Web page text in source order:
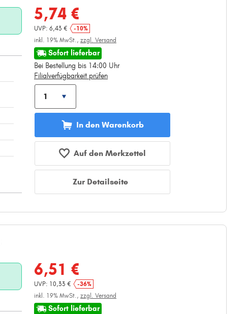
5,74 €
UVP: 6,43 €
-10%
inkl. 19% MwSt., zzgl. Versand
Sofort lieferbar
Bei Bestellung bis 14:00 Uhr
Filialverfügbarkeit prüfen
In den Warenkorb
Auf den Merkzettel
Zur Detailseite
6,51 €
UVP: 10,33 €
-36%
inkl. 19% MwSt., zzgl. Versand
Sofort lieferbar